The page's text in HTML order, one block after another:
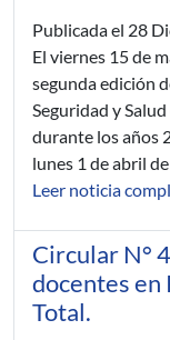
Publicada el 28
El viernes 15 de
segunda edición
Seguridad y
durante los años
lunes 1 de abril
Leer noticia
Circular N°
docentes en
Total.